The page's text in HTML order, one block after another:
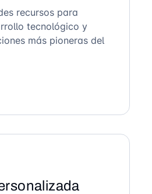
recursos para
tecnológico y
más pioneras del